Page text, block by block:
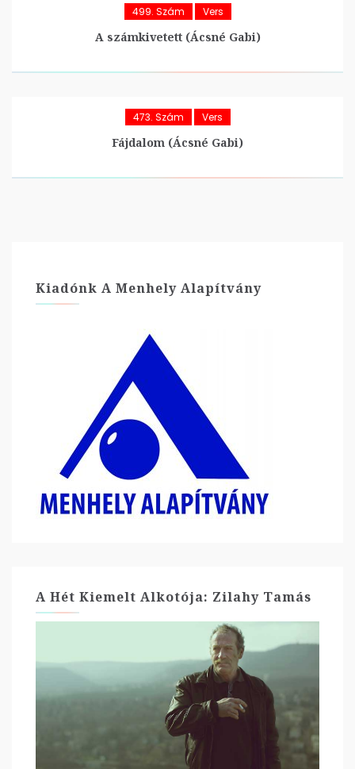
499. Szám Vers
A számkivetett (Ácsné Gabi)
473. Szám Vers
Fájdalom (Ácsné Gabi)
Kiadónk A Menhely Alapítvány
A Hét Kiemelt Alkotója: Zilahy Tamás